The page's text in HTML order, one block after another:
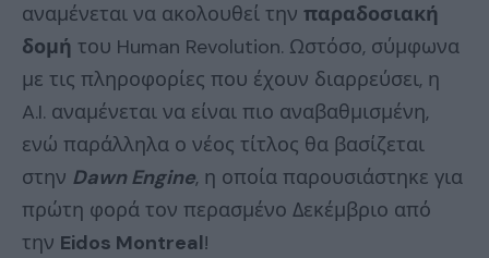
αναμένεται να ακολουθεί την παραδοσιακή
δομή του Human Revolution. Ωστόσο, σύμφωνα
με τις πληροφορίες που έχουν διαρρεύσει, η
A.I. αναμένεται να είναι πιο αναβαθμισμένη,
ενώ παράλληλα ο νέος τίτλος θα βασίζεται
στην Dawn Engine, η οποία παρουσιάστηκε για
πρώτη φορά τον περασμένο Δεκέμβριο από
την Eidos Montreal!